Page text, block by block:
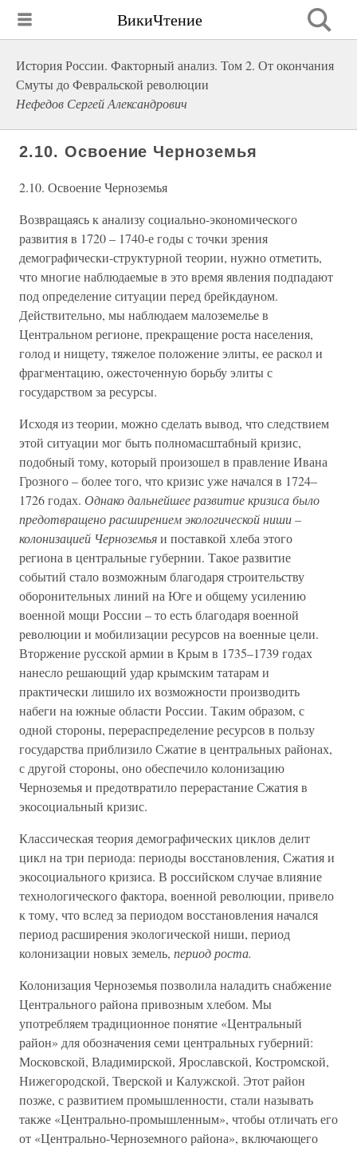
ВикиЧтение
История России. Факторный анализ. Том 2. От окончания
Смуты до Февральской революции
Нефедов Сергей Александрович
2.10. Освоение Черноземья
2.10. Освоение Черноземья
Возвращаясь к анализу социально-экономического
развития в 1720 – 1740-е годы с точки зрения
демографически-структурной теории, нужно отметить,
что многие наблюдаемые в это время явления подпадают
под определение ситуации перед брейкдауном.
Действительно, мы наблюдаем малоземелье в
Центральном регионе, прекращение роста населения,
голод и нищету, тяжелое положение элиты, ее раскол и
фрагментацию, ожесточенную борьбу элиты с
государством за ресурсы.
Исходя из теории, можно сделать вывод, что следствием
этой ситуации мог быть полномасштабный кризис,
подобный тому, который произошел в правление Ивана
Грозного – более того, что кризис уже начался в 1724–
1726 годах. Однако дальнейшее развитие кризиса было
предотвращено расширением экологической ниши –
колонизацией Черноземьяи поставкой хлеба этого
региона в центральные губернии. Такое развитие
событий стало возможным благодаря строительству
оборонительных линий на Юге и общему усилению
военной мощи России – то есть благодаря военной
революции и мобилизации ресурсов на военные цели.
Вторжение русской армии в Крым в 1735–1739 годах
нанесло решающий удар крымским татарам и
практически лишило их возможности производить
набеги на южные области России. Таким образом, с
одной стороны, перераспределение ресурсов в пользу
государства приблизило Сжатие в центральных районах,
с другой стороны, оно обеспечило колонизацию
Черноземья и предотвратило перерастание Сжатия в
экосоциальный кризис.
Классическая теория демографических циклов делит
цикл на три периода: периоды восстановления, Сжатия и
экосоциального кризиса. В российском случае влияние
технологического фактора, военной революции, привело
к тому, что вслед за периодом восстановления начался
период расширения экологической ниши, период
колонизации новых земель, период роста.
Колонизация Черноземья позволила наладить снабжение
Центрального района привозным хлебом. Мы
употребляем традиционное понятие «Центральный
район» для обозначения семи центральных губерний:
Московской, Владимирской, Ярославской, Костромской,
Нижегородской, Тверской и Калужской. Этот район
позже, с развитием промышленности, стали называть
также «Центрально-промышленным», чтобы отличать его
от «Центрально-Черноземного района», включающего